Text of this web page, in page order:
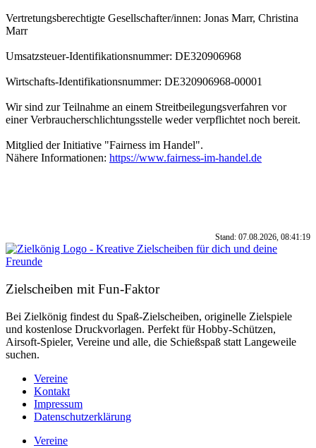
Vertretungsberechtigte Gesellschafter/innen: Jonas Marr, Christina
Marr
Umsatzsteuer-Identifikationsnummer: DE320906968
Wirtschafts-Identifikationsnummer: DE320906968-00001
Wir sind zur Teilnahme an einem Streitbeilegungsverfahren vor
einer Verbraucherschlichtungsstelle weder verpflichtet noch bereit.
Mitglied der Initiative "Fairness im Handel".
Nähere Informationen: https://www.fairness-im-handel.de
Stand: 07.08.2026, 08:41:19
Zielscheiben mit Fun-Faktor
Bei Zielkönig findest du Spaß-Zielscheiben, originelle Zielspiele
und kostenlose Druckvorlagen. Perfekt für Hobby-Schützen,
Airsoft-Spieler, Vereine und alle, die Schießspaß statt Langeweile
suchen.
Vereine
Kontakt
Impressum
Datenschutzerklärung
Vereine